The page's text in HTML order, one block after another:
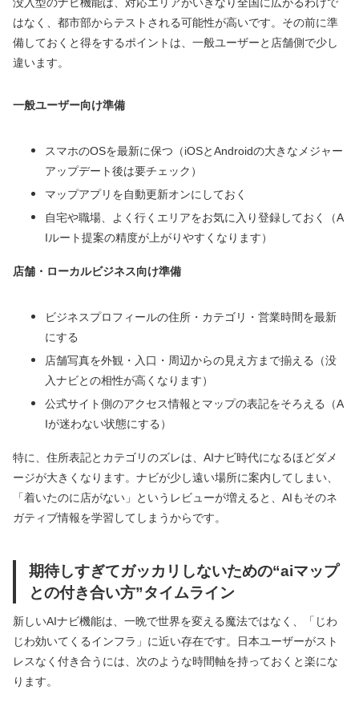
没入型のナビ機能は、対応エリアがいきなり全国に広がるわけで
はなく、都市部からテストされる可能性が高いです。その前に準
備しておくと得をするポイントは、一般ユーザーと店舗側で少し
違います。
一般ユーザー向け準備
スマホのOSを最新に保つ（iOSとAndroidの大きなメジャー
アップデート後は要チェック）
マップアプリを自動更新オンにしておく
自宅や職場、よく行くエリアをお気に入り登録しておく（A
Iルート提案の精度が上がりやすくなります）
店舗・ローカルビジネス向け準備
ビジネスプロフィールの住所・カテゴリ・営業時間を最新
にする
店舗写真を外観・入口・周辺からの見え方まで揃える（没
入ナビとの相性が高くなります）
公式サイト側のアクセス情報とマップの表記をそろえる（A
Iが迷わない状態にする）
特に、住所表記とカテゴリのズレは、AIナビ時代になるほどダメ
ージが大きくなります。ナビが少し遠い場所に案内してしまい、
「着いたのに店がない」というレビューが増えると、AIもそのネ
ガティブ情報を学習してしまうからです。
期待しすぎてガッカリしないための“aiマップ
との付き合い方”タイムライン
新しいAIナビ機能は、一晩で世界を変える魔法ではなく、「じわ
じわ効いてくるインフラ」に近い存在です。日本ユーザーがスト
レスなく付き合うには、次のような時間軸を持っておくと楽にな
ります。